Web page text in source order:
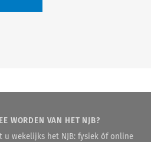
WORDEN VAN HET NJB?
u wekelijks het NJB: fysiek óf online